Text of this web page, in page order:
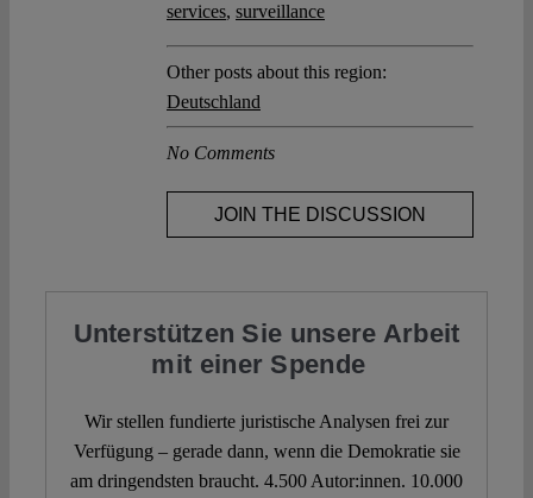
services, surveillance
Other posts about this region:
Deutschland
No Comments
JOIN THE DISCUSSION
Unterstützen Sie unsere Arbeit
mit einer Spende
Wir stellen fundierte juristische Analysen frei zur
Verfügung – gerade dann, wenn die Demokratie sie
am dringendsten braucht. 4.500 Autor:innen. 10.000